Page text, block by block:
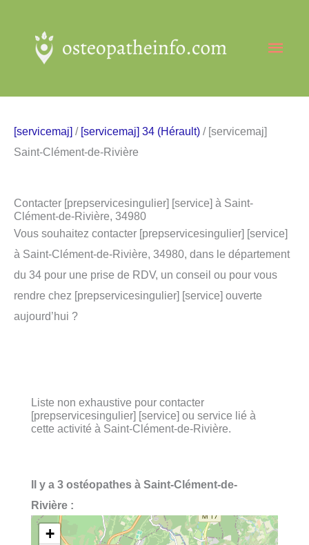
contenu
[servicemaj] / [servicemaj] 34 (Hérault) / [servicemaj]
Saint-Clément-de-Rivière
Contacter [prepservicesingulier] [service] à Saint-
Clément-de-Rivière, 34980
Vous souhaitez contacter [prepservicesingulier] [service]
à Saint-Clément-de-Rivière, 34980, dans le département
du 34 pour une prise de RDV, un conseil ou pour vous
rendre chez [prepservicesingulier] [service] ouverte
aujourd’hui ?
Liste non exhaustive pour contacter
[prepservicesingulier] [service] ou service lié à
cette activité à Saint-Clément-de-Rivière.
Il y a 3 ostéopathes à Saint-Clément-de-
Rivière :
+